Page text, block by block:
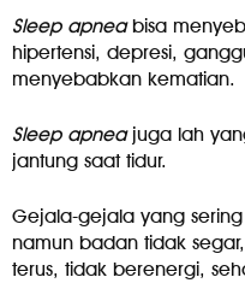
Sleep apneabisa
hipertensi, depresi,
menyebabkan kematian.
Sleep apneajuga lah
jantung saat tidur.
Gejala-gejala yang
namun badan tidak
terus, tidak berenergi,